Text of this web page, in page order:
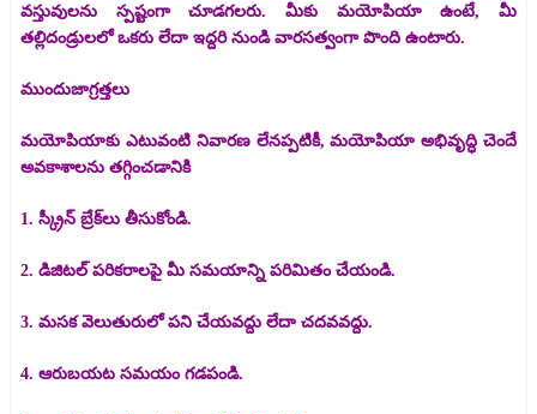
వస్తువులను స్పష్టంగా చూడగలరు. మీకు మయోపియా ఉంటే, మీ
తల్లిదండ్రులలో ఒకరు లేదా ఇద్దరి నుండి వారసత్వంగా పొంది ఉంటారు.
ముందుజాగ్రత్తలు
మయోపియాకు ఎటువంటి నివారణ లేనప్పటికీ, మయోపియా అభివృద్ధి చెందే
అవకాశాలను తగ్గించడానికి
1. స్క్రీన్ బ్రేక్‌లు తీసుకోండి.
2. డిజిటల్ పరికరాలపై మీ సమయాన్ని పరిమితం చేయండి.
3. మసక వెలుతురులో పని చేయవద్దు లేదా చదవవద్దు.
4. ఆరుబయట సమయం గడపండి.